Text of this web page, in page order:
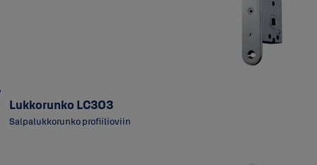
Lukkorunko LC303
Salpalukkorunko profiilioviin